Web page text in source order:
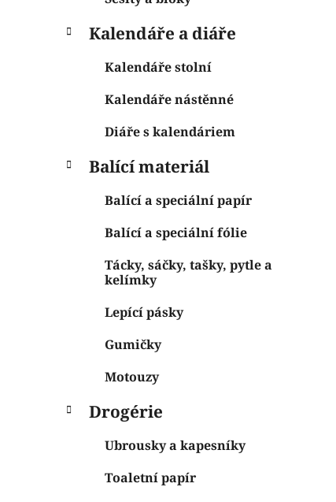
Kalendáře a diáře
Kalendáře stolní
Kalendáře nástěnné
Diáře s kalendáriem
Balící materiál
Balící a speciální papír
Balící a speciální fólie
Tácky, sáčky, tašky, pytle a
kelímky
Lepící pásky
Gumičky
Motouzy
Drogérie
Ubrousky a kapesníky
Toaletní papír